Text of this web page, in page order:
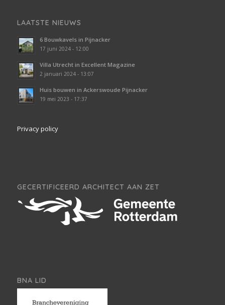
LAATSTE NIEUWS
6 Bouwkavels in Pijnacker
17 juni 2024 - 12:00
Villa Utrecht in Excellent Magazine
2 januari 2024 - 13:07
Huis bouwen in Ackerswoude Pijnacker
19 mei 2023 - 17:37
Privacy policy
GECERTIFICEERD ARCHITECT AAN ZET
BNA LID